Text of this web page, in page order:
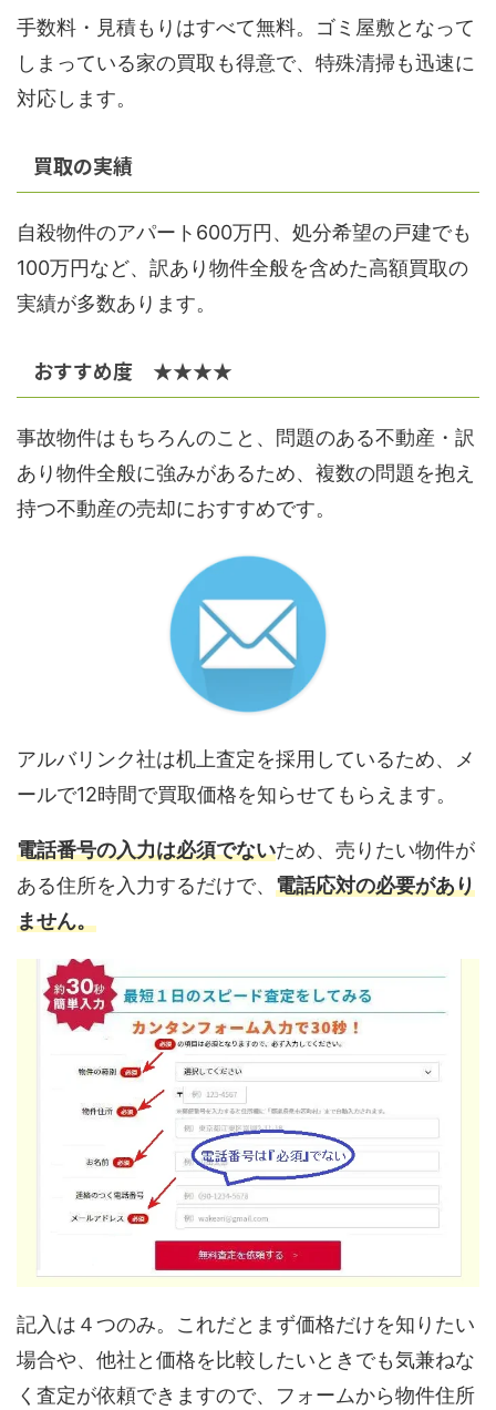
手数料・見積もりはすべて無料。ゴミ屋敷となって
しまっている家の買取も得意で、特殊清掃も迅速に
対応します。
買取の実績
自殺物件のアパート600万円、処分希望の戸建でも
100万円など、訳あり物件全般を含めた高額買取の
実績が多数あります。
おすすめ度 ★★★★
事故物件はもちろんのこと、問題のある不動産・訳
あり物件全般に強みがあるため、複数の問題を抱え
持つ不動産の売却におすすめです。
アルバリンク社は机上査定を採用しているため、メ
ールで12時間で買取価格を知らせてもらえます。
電話番号の入力は必須でないため、売りたい物件が
ある住所を入力するだけで、 電話応対の必要があり
ません。
記入は４つのみ。これだとまず価格だけを知りたい
場合や、他社と価格を比較したいときでも気兼ねな
く査定が依頼できますので、フォームから物件住所